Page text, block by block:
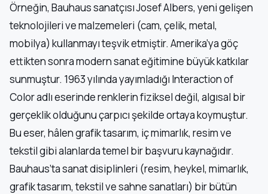
Örneğin, Bauhaus sanatçısı Josef Albers, yeni gelişen
teknolojileri ve malzemeleri (cam, çelik, metal,
mobilya) kullanmayı teşvik etmiştir. Amerika’ya göç
ettikten sonra modern sanat eğitimine büyük katkılar
sunmuştur. 1963 yılında yayımladığı Interaction of
Color adlı eserinde renklerin fiziksel değil, algısal bir
gerçeklik olduğunu çarpıcı şekilde ortaya koymuştur.
Bu eser, hâlen grafik tasarım, iç mimarlık, resim ve
tekstil gibi alanlarda temel bir başvuru kaynağıdır.
Bauhaus’ta sanat disiplinleri (resim, heykel, mimarlık,
grafik tasarım, tekstil ve sahne sanatları) bir bütün